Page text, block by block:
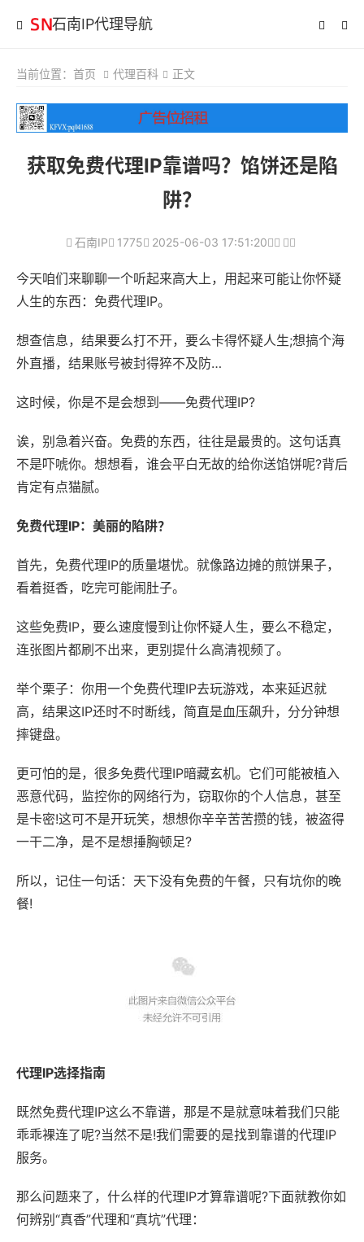
石南IP代理导航
当前位置： 首页 代理百科 正文
获取免费代理IP靠谱吗？馅饼还是陷
阱？
石南IP 1775 2025-06-03 17:51:20
今天咱们来聊聊一个听起来高大上，用起来可能让你怀疑
人生的东西：免费代理IP。
想查信息，结果要么打不开，要么卡得怀疑人生;想搞个海
外直播，结果账号被封得猝不及防…
这时候，你是不是会想到——免费代理IP?
诶，别急着兴奋。免费的东西，往往是最贵的。这句话真
不是吓唬你。想想看，谁会平白无故的给你送馅饼呢?背后
肯定有点猫腻。
免费代理IP：美丽的陷阱？
首先，免费代理IP的质量堪忧。就像路边摊的煎饼果子，
看着挺香，吃完可能闹肚子。
这些免费IP，要么速度慢到让你怀疑人生，要么不稳定，
连张图片都刷不出来，更别提什么高清视频了。
举个栗子：你用一个免费代理IP去玩游戏，本来延迟就
高，结果这IP还时不时断线，简直是血压飙升，分分钟想
摔键盘。
更可怕的是，很多免费代理IP暗藏玄机。它们可能被植入
恶意代码，监控你的网络行为，窃取你的个人信息，甚至
是卡密!这可不是开玩笑，想想你辛辛苦苦攒的钱，被盗得
一干二净，是不是想捶胸顿足?
所以，记住一句话：天下没有免费的午餐，只有坑你的晚
餐!
代理IP选择指南
既然免费代理IP这么不靠谱，那是不是就意味着我们只能
乖乖裸连了呢?当然不是!我们需要的是找到靠谱的代理IP
服务。
那么问题来了，什么样的代理IP才算靠谱呢?下面就教你如
何辨别“真香”代理和“真坑”代理：